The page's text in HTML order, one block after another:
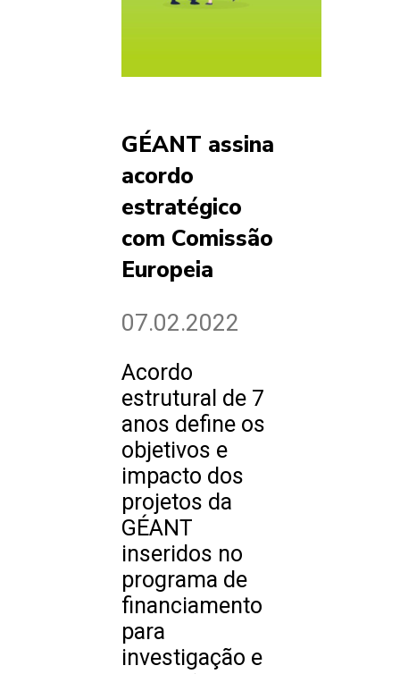
GÉANT assina
acordo
estratégico
com Comissão
Europeia
07.02.2022
Acordo
estrutural de 7
anos define os
objetivos e
impacto dos
projetos da
GÉANT
inseridos no
programa de
financiamento
para
investigação e